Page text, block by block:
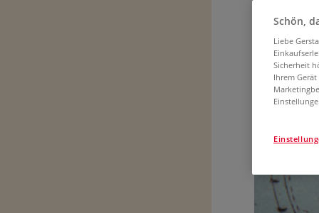
„Die
Ideal
Schön,
Liebe
Sicherheit
Ihrem